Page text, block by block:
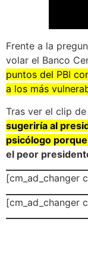
Frente a la
volar el Banco
puntos del PBI
a los más
Tras ver el clip
sugeriría al
psicólogo
el peor
[cm_ad_changer
[cm_ad_changer